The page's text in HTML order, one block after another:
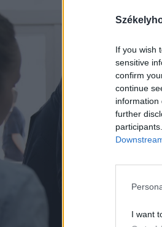
If you wish
sensitive
confirm
continue
information
further
I want